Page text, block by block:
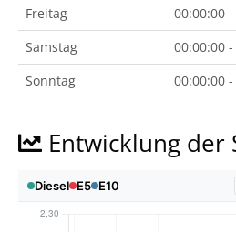
Freitag
00:00:00
Samstag
00:00:00
Sonntag
00:00:00
Entwicklung der